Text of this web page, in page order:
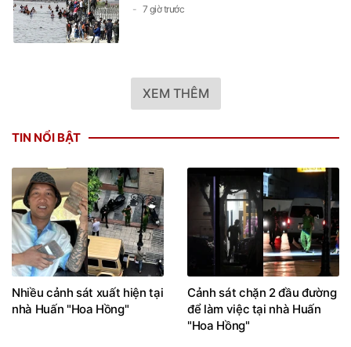
7 giờ trước
XEM THÊM
TIN NỔI BẬT
Nhiều cảnh sát xuất hiện tại
nhà Huấn "Hoa Hồng"
Cảnh sát chặn 2 đầu đường
để làm việc tại nhà Huấn
"Hoa Hồng"